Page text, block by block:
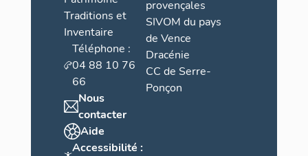
Traditions et
Inventaire
Téléphone :
04 88 10 76
66
Nous
contacter
Aide
Accessibilité :
provençales
SIVOM du pays
de Vence
Dracénie
CC de Serre-
Ponçon